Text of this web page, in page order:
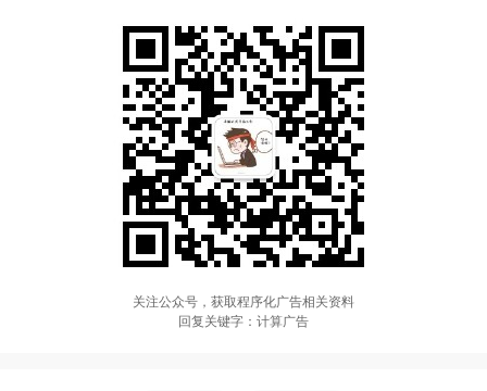
关注公众号，获取程序化广告相关资料
回复关键字：计算广告